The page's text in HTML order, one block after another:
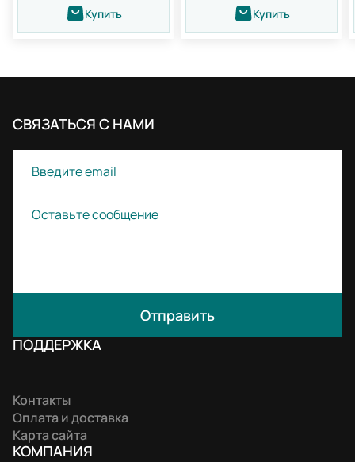
Купить Купить
ПОДДЕРЖКА
Контакты
Оплата и доставка
Карта сайта
КОМПАНИЯ
СВЯЗАТЬСЯ С НАМИ
Отправить